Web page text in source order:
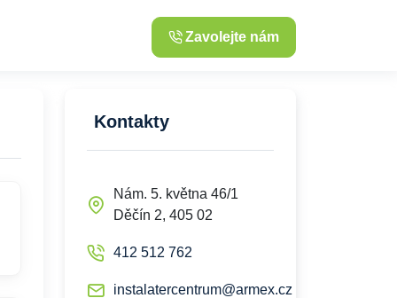
Zavolejte nám
Kontakty
Nám. 5. května 46/1
Děčín 2, 405 02
412 512 762
instalatercentrum@armex.cz